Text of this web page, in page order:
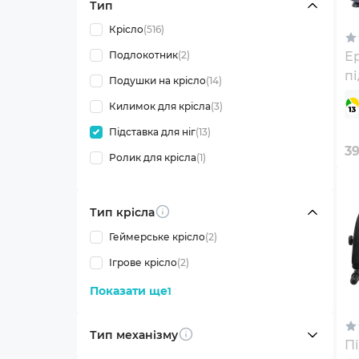
Тип
Крісло(516)
Подлокотник(2)
Подушки на крісло(14)
Килимок для крісла(3)
Підставка для ніг(13)
Ролик для крісла(1)
Тип крісла Info
Геймерське крісло(2)
Ігрове крісло(2)
Показати ще1
Тип механізму Info